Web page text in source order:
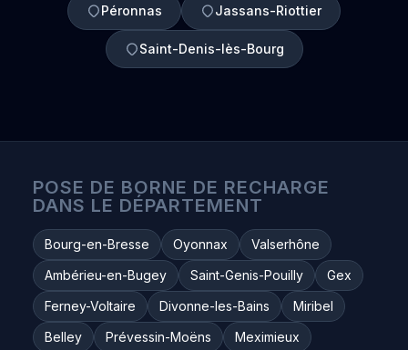
Péronnas Jassans-Riottier
Saint-Denis-lès-Bourg
POSE DE BORNE DE RECHARGE
DANS LE DÉPARTEMENT
Bourg-en-Bresse Oyonnax
Valserhône
Ambérieu-en-Bugey
Saint-Genis-Pouilly
Gex
Ferney-Voltaire
Divonne-les-Bains
Miribel
Belley
Prévessin-Moëns
Meximieux